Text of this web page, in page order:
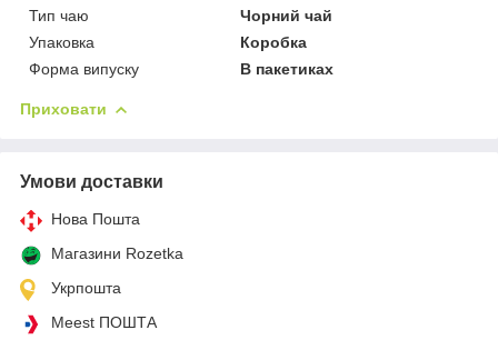
Тип чаю
Чорний чай
Упаковка
Коробка
Форма випуску
В пакетиках
Приховати
Умови доставки
Нова Пошта
Магазини Rozetka
Укрпошта
Meest ПОШТА